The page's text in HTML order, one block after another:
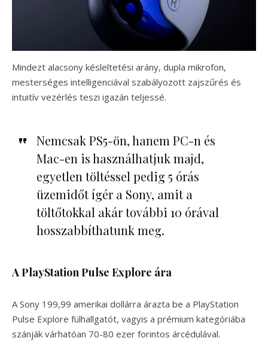
Mindezt alacsony késleltetési arány, dupla mikrofon,
mesterséges intelligenciával szabályozott zajszűrés és
intuitív vezérlés teszi igazán teljessé.
Nemcsak PS5-ön, hanem PC-n és
Mac-en is használhatjuk majd,
egyetlen töltéssel pedig 5 órás
üzemidőt ígér a Sony, amit a
töltőtokkal akár további 10 órával
hosszabbíthatunk meg.
A PlayStation Pulse Explore ára
A Sony 199,99 amerikai dollárra árazta be a PlayStation
Pulse Explore fülhallgatót, vagyis a prémium kategóriába
szánják várhatóan 70-80 ezer forintos árcédulával.